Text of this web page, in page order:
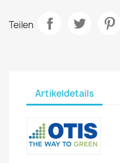
Teilen
Artikeldetails